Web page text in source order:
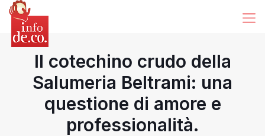
Il cotechino crudo della
Salumeria Beltrami: una
questione di amore e
professionalità.